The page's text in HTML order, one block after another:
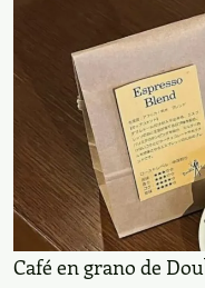
Café en grano de